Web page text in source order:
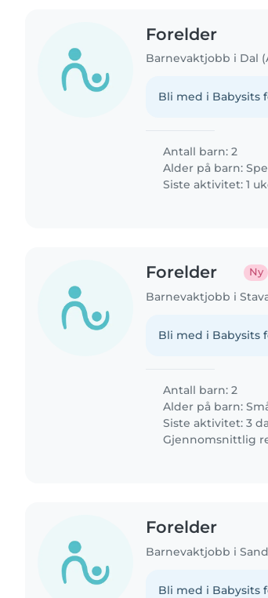
Forelder
Barnevaktjobb i Dal
Bli med i Babysits
Antall barn: 2
Alder på barn:
Siste aktivitet: 1
Forelder Ny
Barnevaktjobb i
Bli med i Babysits
Antall barn: 2
Alder på barn:
Siste aktivitet: 3
Gjennomsnittlig
Forelder
Barnevaktjobb i
Bli med i Babysits